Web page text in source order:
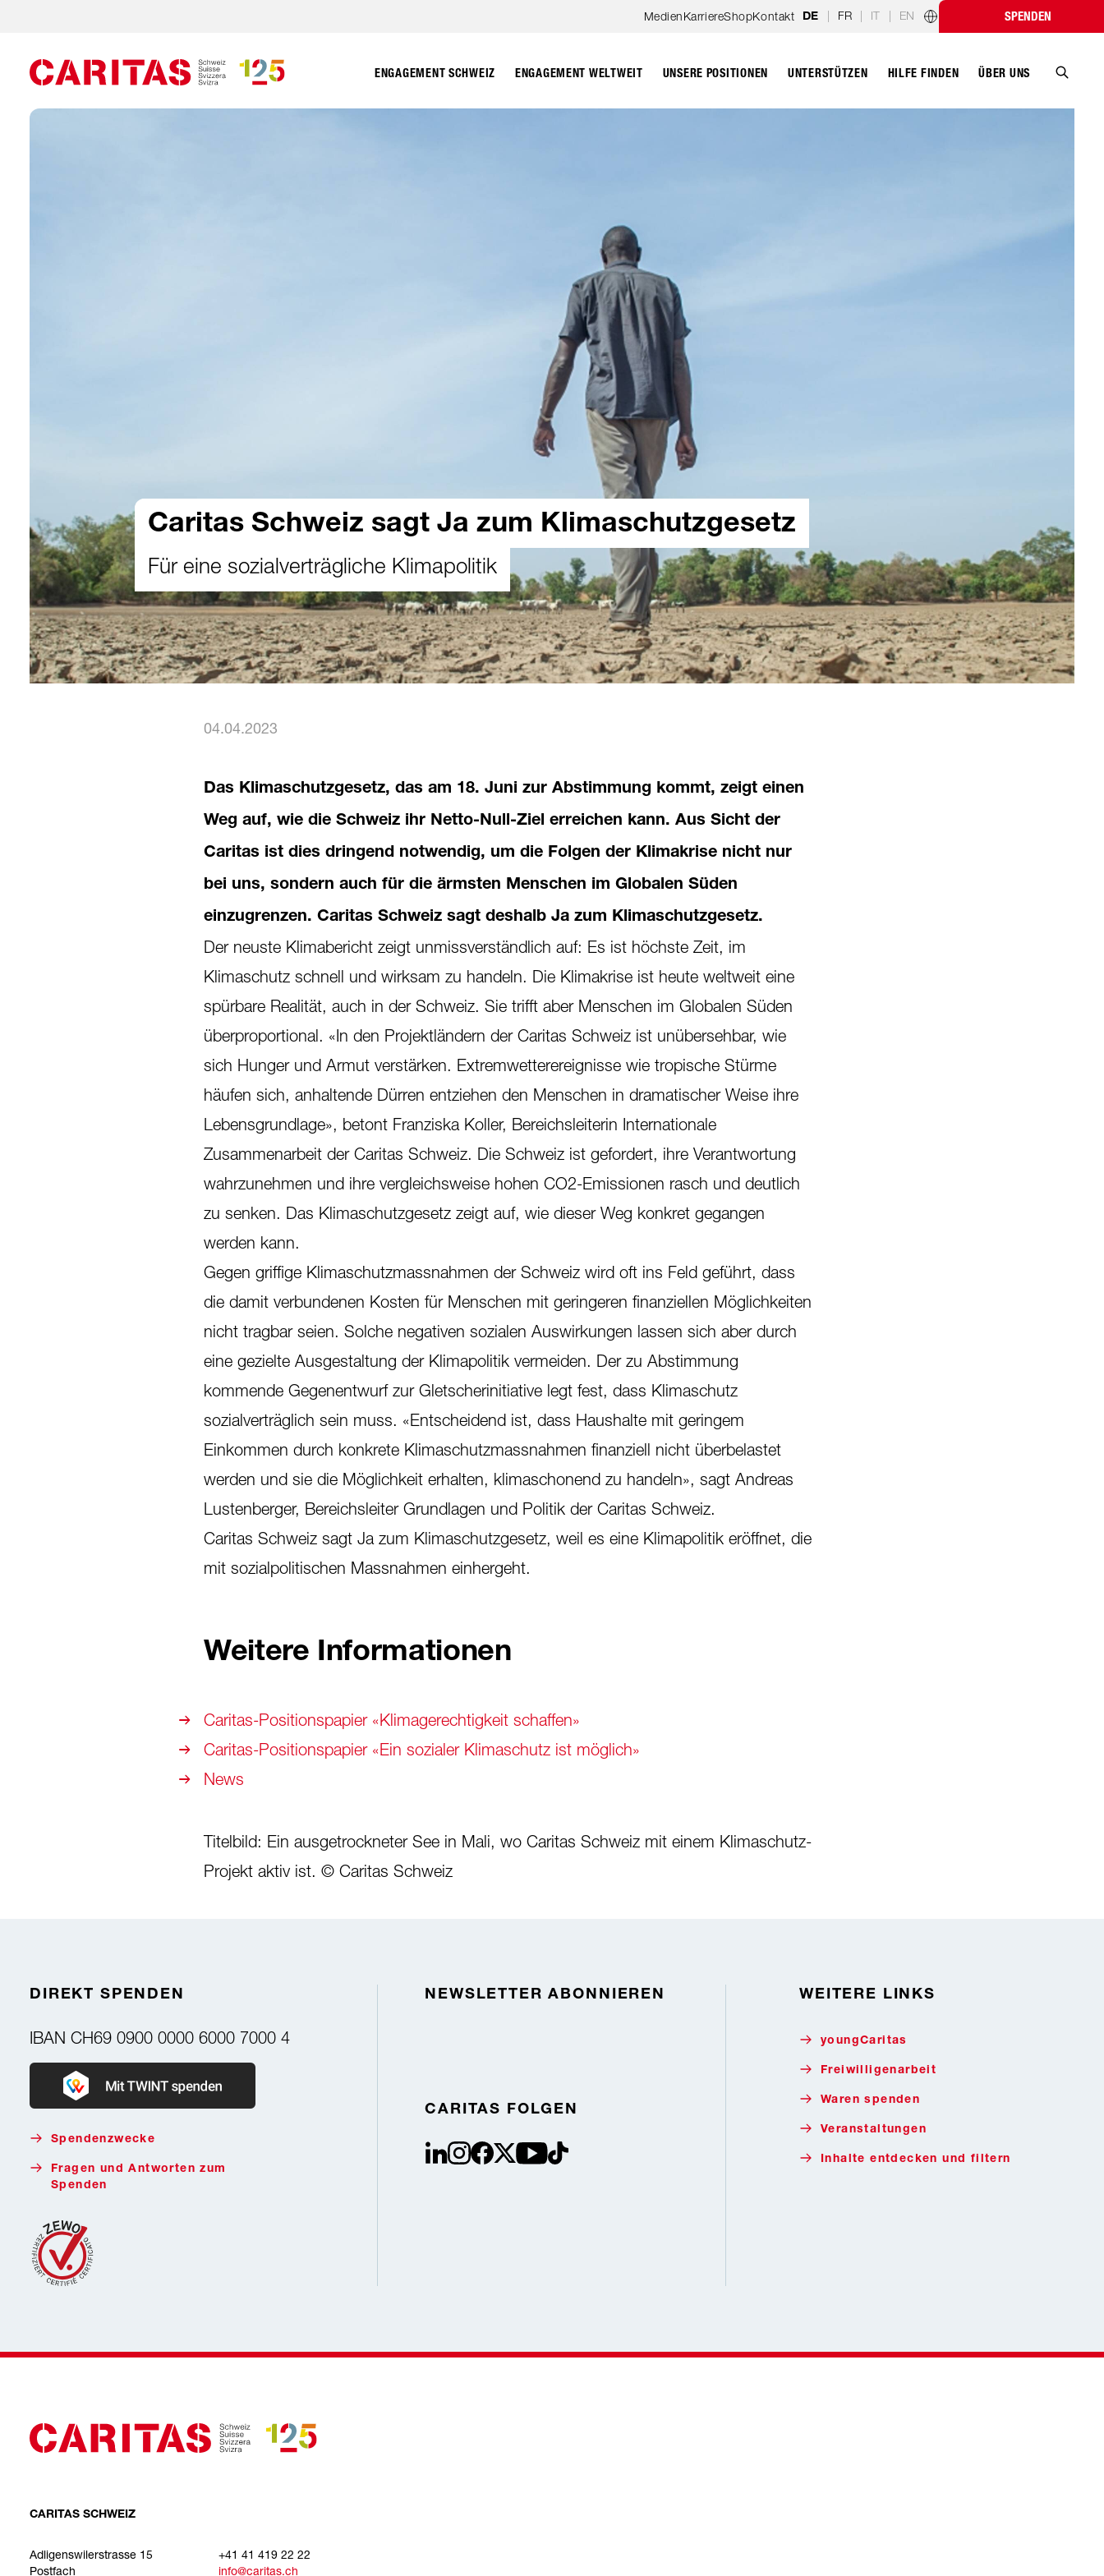
Zum Hauptinhalt springen
MedienKarriereShopKontakt DE | FR | IT | EN
LänderprogrammeSPENDEN
ENGAGEMENT SCHWEIZ ENGAGEMENT WELTWEIT UNSERE POSITIONEN UNTERSTÜTZEN HILFE FINDEN ÜBER UNS
Caritas Schweiz sagt Ja zum Klimaschutzgesetz
Für eine sozialverträgliche Klimapolitik
04.04.2023
Das Klimaschutzgesetz, das am 18. Juni zur Abstimmung kommt, zeigt einen
Weg auf, wie die Schweiz ihr Netto-Null-Ziel erreichen kann. Aus Sicht der
Caritas ist dies dringend notwendig, um die Folgen der Klimakrise nicht nur
bei uns, sondern auch für die ärmsten Menschen im Globalen Süden
einzugrenzen. Caritas Schweiz sagt deshalb Ja zum Klimaschutzgesetz.
Der neuste Klimabericht zeigt unmissverständlich auf: Es ist höchste Zeit, im
Klimaschutz schnell und wirksam zu handeln. Die Klimakrise ist heute weltweit eine
spürbare Realität, auch in der Schweiz. Sie trifft aber Menschen im Globalen Süden
überproportional. «In den Projektländern der Caritas Schweiz ist unübersehbar, wie
sich Hunger und Armut verstärken. Extremwetterereignisse wie tropische Stürme
häufen sich, anhaltende Dürren entziehen den Menschen in dramatischer Weise ihre
Lebensgrundlage», betont Franziska Koller, Bereichsleiterin Internationale
Zusammenarbeit der Caritas Schweiz. Die Schweiz ist gefordert, ihre Verantwortung
wahrzunehmen und ihre vergleichsweise hohen CO2-Emissionen rasch und deutlich
zu senken. Das Klimaschutzgesetz zeigt auf, wie dieser Weg konkret gegangen
werden kann.
Gegen griffige Klimaschutzmassnahmen der Schweiz wird oft ins Feld geführt, dass
die damit verbundenen Kosten für Menschen mit geringeren finanziellen Möglichkeiten
nicht tragbar seien. Solche negativen sozialen Auswirkungen lassen sich aber durch
eine gezielte Ausgestaltung der Klimapolitik vermeiden. Der zu Abstimmung
kommende Gegenentwurf zur Gletscherinitiative legt fest, dass Klimaschutz
sozialverträglich sein muss. «Entscheidend ist, dass Haushalte mit geringem
Einkommen durch konkrete Klimaschutzmassnahmen finanziell nicht überbelastet
werden und sie die Möglichkeit erhalten, klimaschonend zu handeln», sagt Andreas
Lustenberger, Bereichsleiter Grundlagen und Politik der Caritas Schweiz.
Caritas Schweiz sagt Ja zum Klimaschutzgesetz, weil es eine Klimapolitik eröffnet, die
mit sozialpolitischen Massnahmen einhergeht.
Weitere Informationen
Caritas-Positionspapier «Klimagerechtigkeit schaffen»
Caritas-Positionspapier «Ein sozialer Klimaschutz ist möglich»
News
Titelbild: Ein ausgetrockneter See in Mali, wo Caritas Schweiz mit einem Klimaschutz-
Projekt aktiv ist. © Caritas Schweiz
DIREKT SPENDEN
IBAN CH69 0900 0000 6000 7000 4
Donate with Twint
Spendenzwecke
Fragen und Antworten zum
Spenden
NEWSLETTER ABONNIEREN
CARITAS FOLGEN
linkedininstagram
facebookTwitter / X
youtube
tiktok
WEITERE LINKS
youngCaritas
Freiwilligenarbeit
Waren spenden
Veranstaltungen
Inhalte entdecken und filtern
CARITAS SCHWEIZ
Adligenswilerstrasse 15
Postfach
+41 41 419 22 22
info@caritas.ch